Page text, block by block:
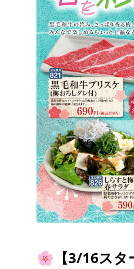
🌸【3/16スタ